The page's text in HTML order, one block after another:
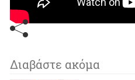
Διαβάστε ακόμα